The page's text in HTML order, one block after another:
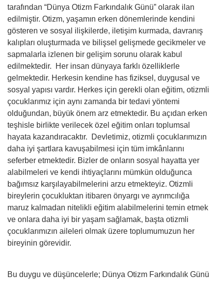
tarafından “Dünya Otizm Farkındalık Günü” olarak ilan
edilmiştir. Otizm, yaşamın erken dönemlerinde kendini
gösteren ve sosyal ilişkilerde, iletişim kurmada, davranış
kalıpları oluşturmada ve bilişsel gelişmede gecikmeler ve
sapmalarla izlenen bir gelişim sorunu olarak kabul
edilmektedir. Her insan dünyaya farklı özelliklerle
gelmektedir. Herkesin kendine has fiziksel, duygusal ve
sosyal yapısı vardır. Herkes için gerekli olan eğitim, otizmli
çocuklarımız için aynı zamanda bir tedavi yöntemi
olduğundan, büyük önem arz etmektedir. Bu açıdan erken
teşhisle birlikte verilecek özel eğitim onları toplumsal
hayata kazandıracaktır. Devletimiz, otizmli çocuklarımızın
daha iyi şartlara kavuşabilmesi için tüm imkânlarını
seferber etmektedir. Bizler de onların sosyal hayatta yer
alabilmeleri ve kendi ihtiyaçlarını mümkün olduğunca
bağımsız karşılayabilmelerini arzu etmekteyiz. Otizmli
bireylerin çocukluktan itibaren önyargı ve ayrımcılığa
maruz kalmadan nitelikli eğitim alabilmelerini temin etmek
ve onlara daha iyi bir yaşam sağlamak, başta otizmli
çocuklarımızın aileleri olmak üzere toplumumuzun her
bireyinin görevidir.
Bu duygu ve düşüncelerle; Dünya Otizm Farkındalık Günü